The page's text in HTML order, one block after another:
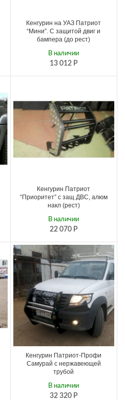
Кенгурин на УАЗ Патриот
“Мини”. С защитой двиг и
бампера (до рест)
13 012 Р
В наличии
Кенгурин Патриот
“Приоритет” с защ ДВС, алюм
накл (рест)
22 070 Р
В наличии
Кенгурин Патриот-Профи
Самурай с нержавеющей
трубой
32 320 Р
В наличии